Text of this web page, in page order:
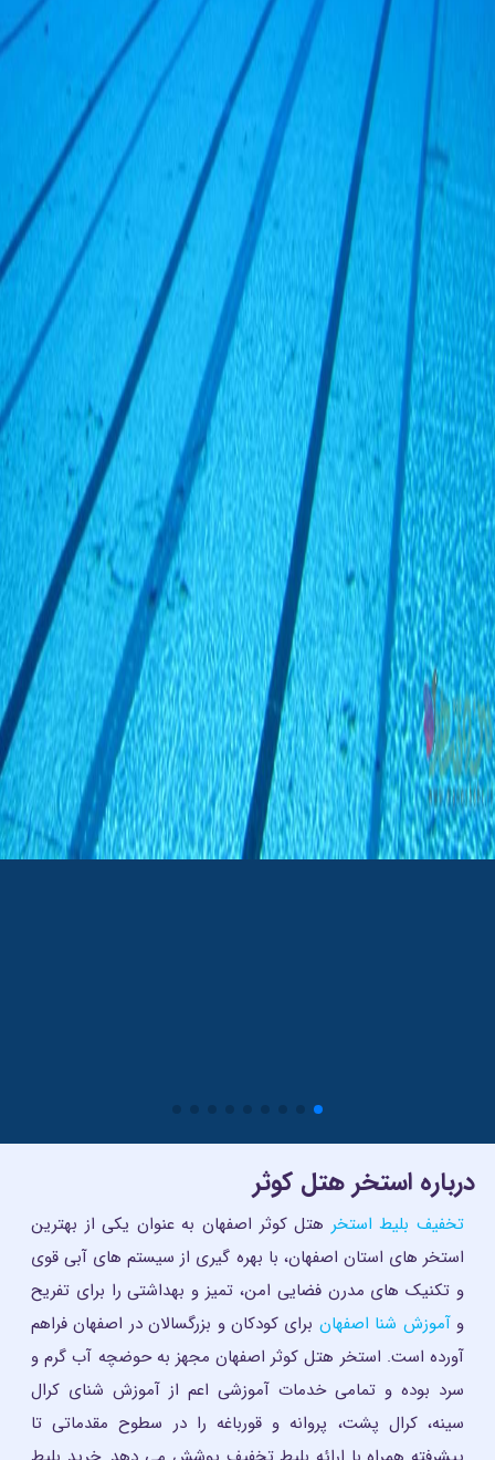
درباره استخر هتل کوثر
تخفیف بلیط استخر هتل کوثر اصفهان به عنوان یکی از بهترین
استخر های استان اصفهان، با بهره گیری از سیستم های آبی قوی
و تکنیک های مدرن فضایی امن، تمیز و بهداشتی را برای تفریح
وآموزش شنا اصفهان برای کودکان و بزرگسالان در اصفهان فراهم
آورده است. استخر هتل کوثر اصفهان مجهز به حوضچه آب گرم و
سرد بوده و تمامی خدمات آموزشی اعم از آموزش شنای کرال
سینه، کرال پشت، پروانه و قورباغه را در سطوح مقدماتی تا